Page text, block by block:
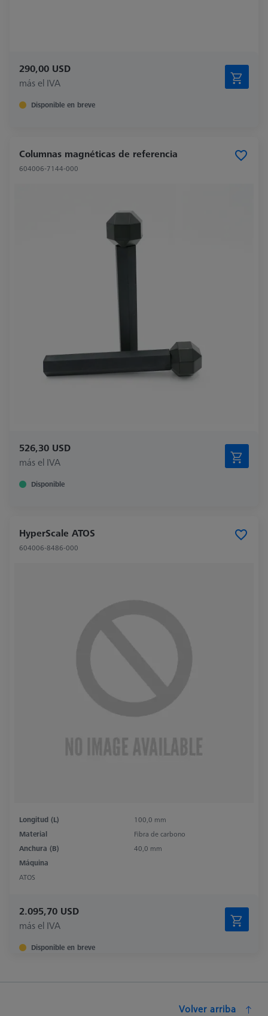
290,00 USD
más el IVA
Disponible en breve
Columnas magnéticas de referencia
604006-7144-000
526,30 USD
más el IVA
Disponible
HyperScale ATOS
604006-8486-000
Longitud (L)
100,0 mm
Material
Fibra de carbono
Anchura (B)
40,0 mm
Máquina
ATOS
2.095,70 USD
más el IVA
Disponible en breve
Volver arriba